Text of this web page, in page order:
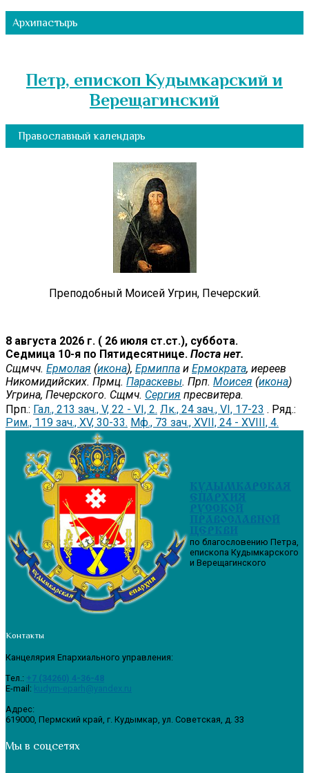
Архипастырь
Петр, епископ Кудымкарский и
Верещагинский
Православный календарь
Преподобный Моисей Угрин, Печерский.
8 августа 2026 г. ( 26 июля ст.ст.), суббота.
Седмица 10-я по Пятидесятнице. Поста нет.
Сщмчч. Ермолая (икона), Ермиппа и Ермократа, иереев
Никомидийских. Прмц. Параскевы. Прп. Моисея (икона)
Угрина, Печерского. Сщмч. Сергия пресвитера.
Прп.: Гал., 213 зач., V, 22 - VI, 2. Лк., 24 зач., VI, 17-23 . Ряд.:
Рим., 119 зач., XV, 30-33. Мф., 73 зач., XVII, 24 - XVIII, 4.
КУДЫМКАРСКАЯ
ЕПАРХИЯ
РУССКОЙ
ПРАВОСЛАВНОЙ
ЦЕРКВИ
по благословению Петра,
епископа Кудымкарского
и Верещагинского
Контакты
Канцелярия Епархиального управления:
Tел.: +7 (34260) 4-36-48
E-mail: kudym-eparh@yandex.ru
Адрес:
619000, Пермский край, г. Кудымкар, ул. Советская, д. 33
Мы в соцсетях